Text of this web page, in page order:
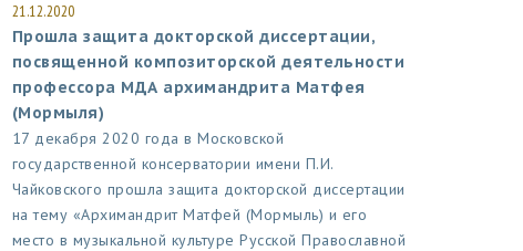
21.12.2020
Прошла защита докторской диссертации,
посвященной композиторской деятельности
профессора МДА архимандрита Матфея
(Мормыля)
17 декабря 2020 года в Московской
государственной консерватории имени П.И.
Чайковского прошла защита докторской диссертации
на тему «Архимандрит Матфей (Мормыль) и его
место в музыкальной культуре Русской Православной